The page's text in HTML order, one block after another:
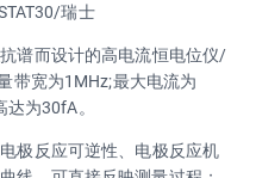
瑞士
谱而设计的高电流恒电位仪/
带宽为1MHz;最大电流为
为30fA。
极反应可逆性、电极反应机